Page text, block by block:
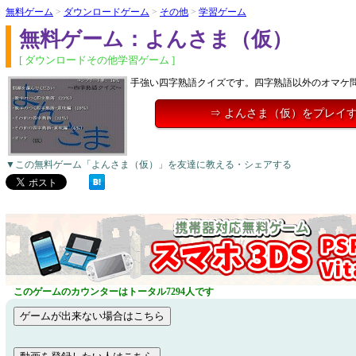
無料ゲーム > ダウンロードゲーム > その他 > 学習ゲーム
無料ゲーム：よんさま（仮）
[ ダウンロードその他学習ゲーム ]
手強い四字熟語クイズです。四字熟語以外のオマケ
⇒ よんさま（仮）をプレイ
▼この無料ゲーム「よんさま（仮）」を友達に教える・シェアする
このゲームのカウンターはトータル7294人です